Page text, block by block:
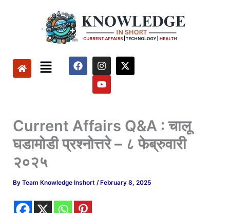
Menu
F
a
k
I
n
s
t
a
m
X
-
e
Y
o
u
t
Current Affairs Q&A : चालू
घडामोडी प्रश्नोत्तरे – ८ फेब्रुवारी
२०२५
ByTeam Knowledge Inshort /February 8, 2025